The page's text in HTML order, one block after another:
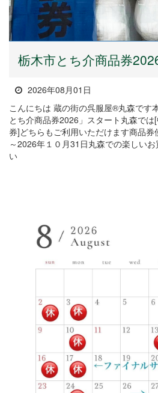
栃木市とち介商品券
2026年08月01日
こんにちは 蔵の街の呉服屋®丸森です
とち介商品券2026」スタート丸森で
券]どちらもご利用いただけます商品
～2026年１０月31日丸森での楽しい
い